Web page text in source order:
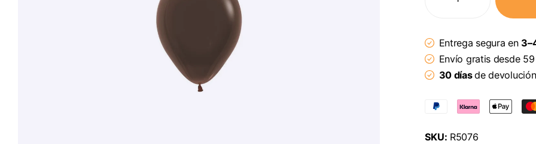
Entrega segura en
Envío gratis desde
30 díasde devolución
SKU: R5076